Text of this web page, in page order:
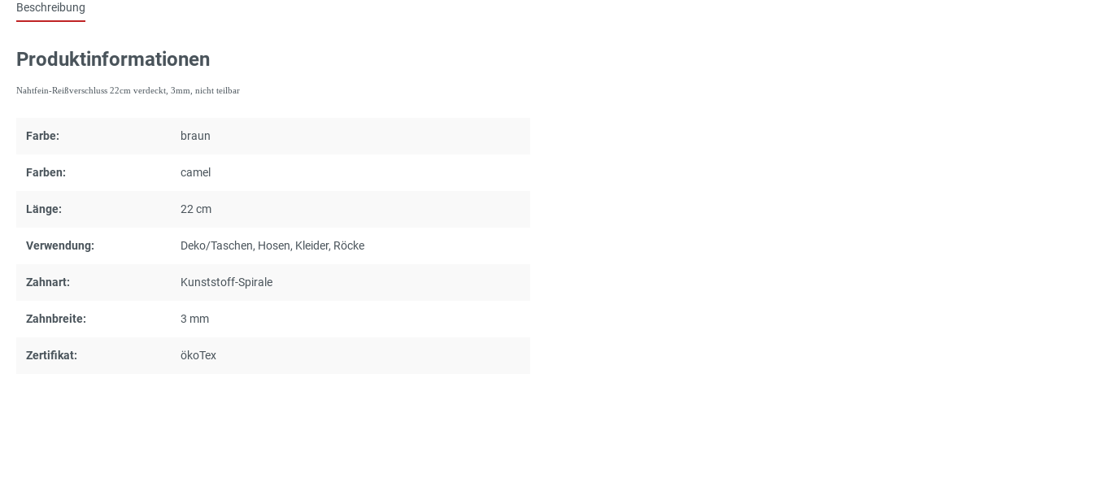
Beschreibung
Produktinformationen
Nahtfein-Reißverschluss 22cm verdeckt, 3mm, nicht teilbar
Farbe: braun
Farben: camel
Länge: 22 cm
Verwendung: Deko/Taschen, Hosen, Kleider, Röcke
Zahnart: Kunststoff-Spirale
Zahnbreite: 3 mm
Zertifikat: ökoTex